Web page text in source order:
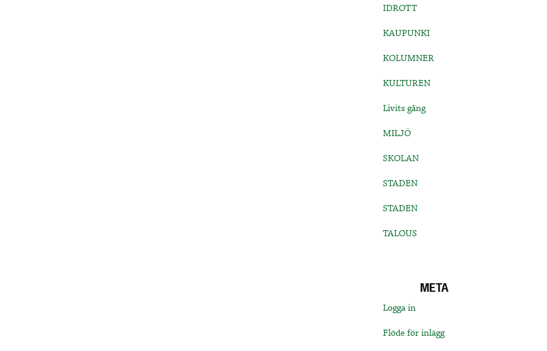
IDROTT
KAUPUNKI
KOLUMNER
KULTUREN
Livits gång
MILJÖ
SKOLAN
STADEN
STADEN
TALOUS
META
Logga in
Flöde för inlägg